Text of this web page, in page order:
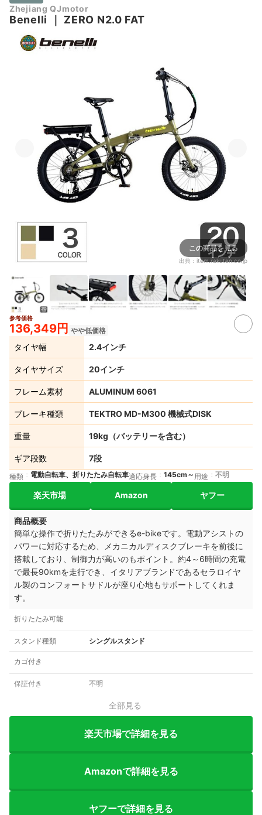
Zhejiang QJmotor
Benelli ZERO N2.0 FAT
この商品を見る
出典： item.rakuten.co.jp
参考価格
136,349円 やや低価格
タイヤ幅 2.4インチ
タイヤサイズ 20インチ
フレーム素材 ALUMINUM 6061
ブレーキ種類 TEKTRO MD-M300 機械式DISK
重量 19kg（バッテリーを含む）
ギア段数 7段
種類 電動自転車、折りたたみ自転車適応身長 145cm～ 用途 不明
楽天市場 Amazon ヤフー
商品概要
簡単な操作で折りたたみができるe-bikeです。電動アシストの
パワーに対応するため、メカニカルディスクブレーキを前後に
搭載しており、制御力が高いのもポイント。約4～6時間の充電
で最長90kmを走行でき、イタリアブランドであるセラ ロイヤ
ル製のコンフォートサドルが座り心地もサポートしてくれま
す。
折りたたみ可能
スタンド種類 シングルスタンド
カゴ付き
保証付き 不明
全部見る
楽天市場で詳細を見る
Amazonで詳細を見る
ヤフーで詳細を見る